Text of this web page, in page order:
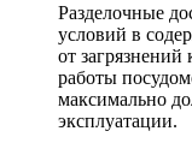
Разделочные
условий в
от
работы
максимально
эксплуатации.